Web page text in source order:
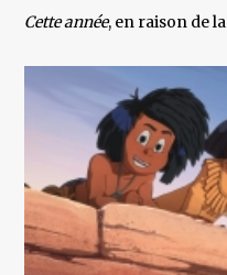
Cette année, en raison de la